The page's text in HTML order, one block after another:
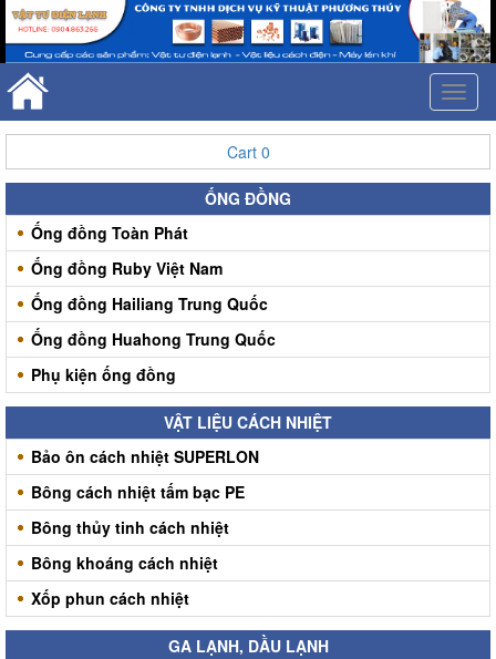
Cart 0
ỐNG ĐỒNG
Ống đồng Toàn Phát
Ống đồng Ruby Việt Nam
Ống đồng Hailiang Trung Quốc
Ống đồng Huahong Trung Quốc
Phụ kiện ống đồng
VẬT LIỆU CÁCH NHIỆT
Bảo ôn cách nhiệt SUPERLON
Bông cách nhiệt tấm bạc PE
Bông thủy tinh cách nhiệt
Bông khoáng cách nhiệt
Xốp phun cách nhiệt
GA LẠNH, DẦU LẠNH